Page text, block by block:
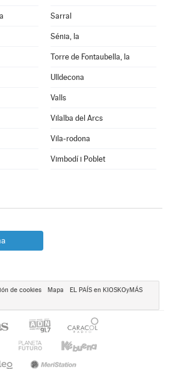
Sarral
Sénia, la
Torre de Fontaubella, la
Ulldecona
Valls
Vilalba del Arcs
Vila-rodona
Vimbodí i Poblet
de cookies Mapa
EL PAÍS en KIOSKOyMÁS